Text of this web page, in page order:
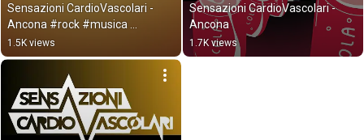
Sensazioni CardioVascolari -
Ancona #rock #musica
#rocknroll
1.5K views
Sensazioni CardioVascolari -
Ancona
1.7K views